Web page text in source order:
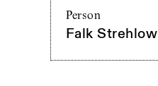
Person
Falk Strehlow